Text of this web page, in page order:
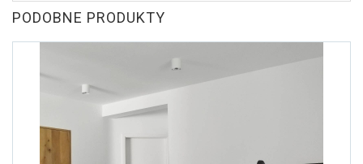
PODOBNE PRODUKTY